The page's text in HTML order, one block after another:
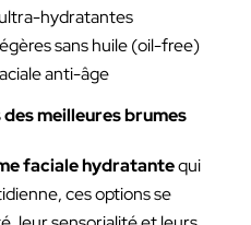
hydratantes
sans huile (oil-free)
anti-âge
meilleures brumes
faciale hydratantequi
ces options se